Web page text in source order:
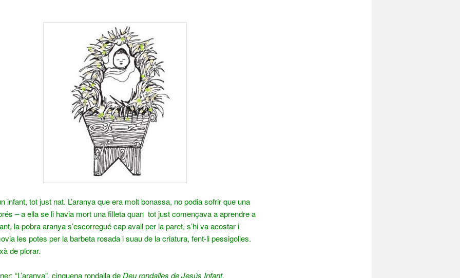
infant, tot just nat. L’aranya que era molt bonassa, no podia sofrir que una
– a ella se li havia mort una filleta quan tot just començava a aprendre a
la pobra aranya s’escorregué cap avall per la paret, s’hi va acostar i
les potes per la barbeta rosada i suau de la criatura, fent-li pessigolles.
de plorar.
“L’aranya”, cinquena rondalla deDeu rondalles de Jesús Infant.